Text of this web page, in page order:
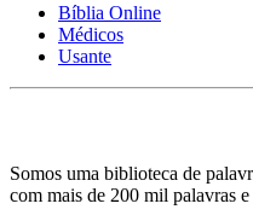
Bíblia Online
Médicos
Usante
Somos uma biblioteca de
com mais de 200 mil palavras